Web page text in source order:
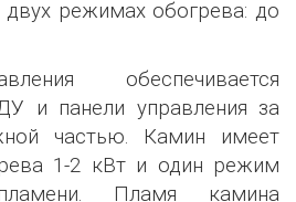
режимах обогрева: до
обеспечивается
и панели управления за
частью. Камин имеет
1-2 кВт и один режим
Пламя камина